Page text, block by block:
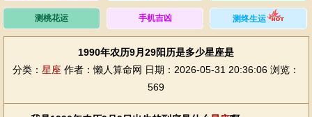
测桃花运 手机吉凶 测终生运
1990年农历9月29阳历是多少星座是
分类： 星座 作者：懒人算命网 日期：2026-05-31 20:36:06 浏览：
569